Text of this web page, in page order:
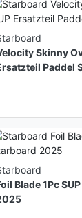
Skinny
Paddel
Blade 1Pc